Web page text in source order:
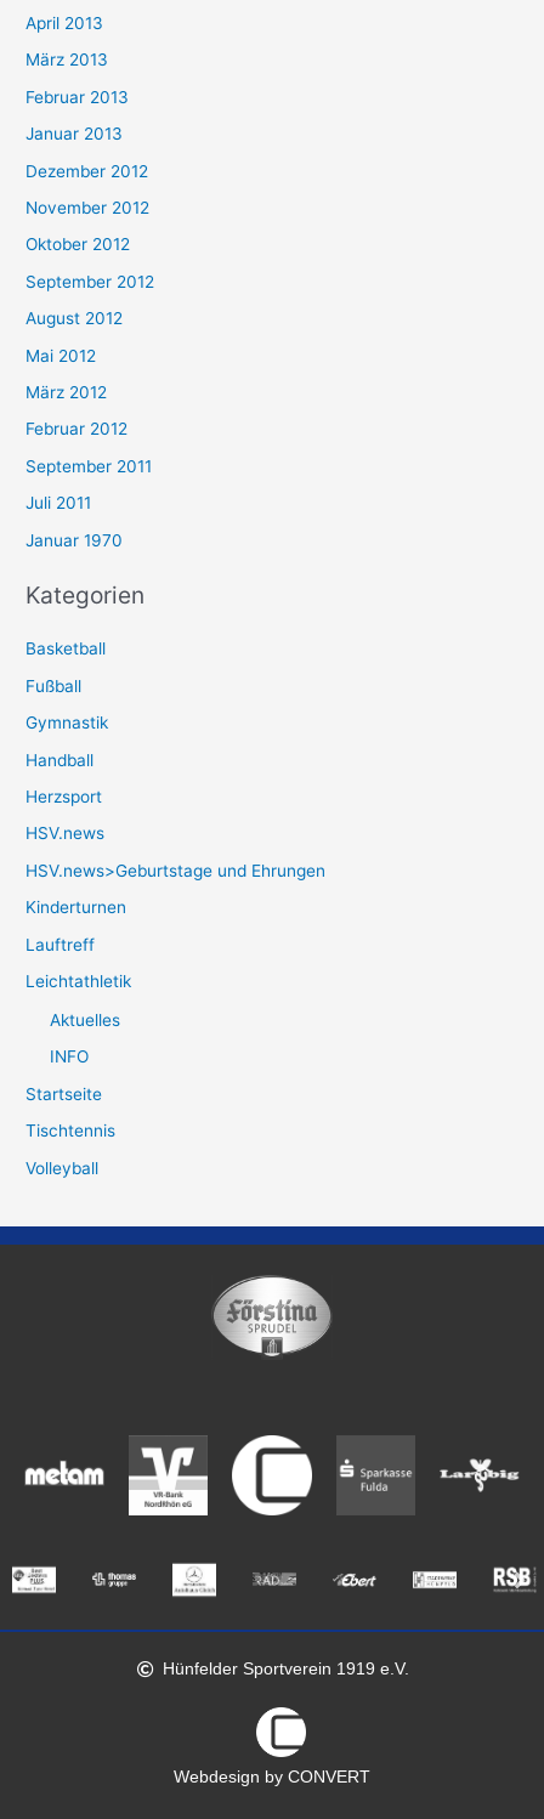
April 2013
März 2013
Februar 2013
Januar 2013
Dezember 2012
November 2012
Oktober 2012
September 2012
August 2012
Mai 2012
März 2012
Februar 2012
September 2011
Juli 2011
Januar 1970
Kategorien
Basketball
Fußball
Gymnastik
Handball
Herzsport
HSV.news
HSV.news>Geburtstage und Ehrungen
Kinderturnen
Lauftreff
Leichtathletik
Aktuelles
INFO
Startseite
Tischtennis
Volleyball
Hünfelder Sportverein 1919 e.V.
Webdesign by CONVERT